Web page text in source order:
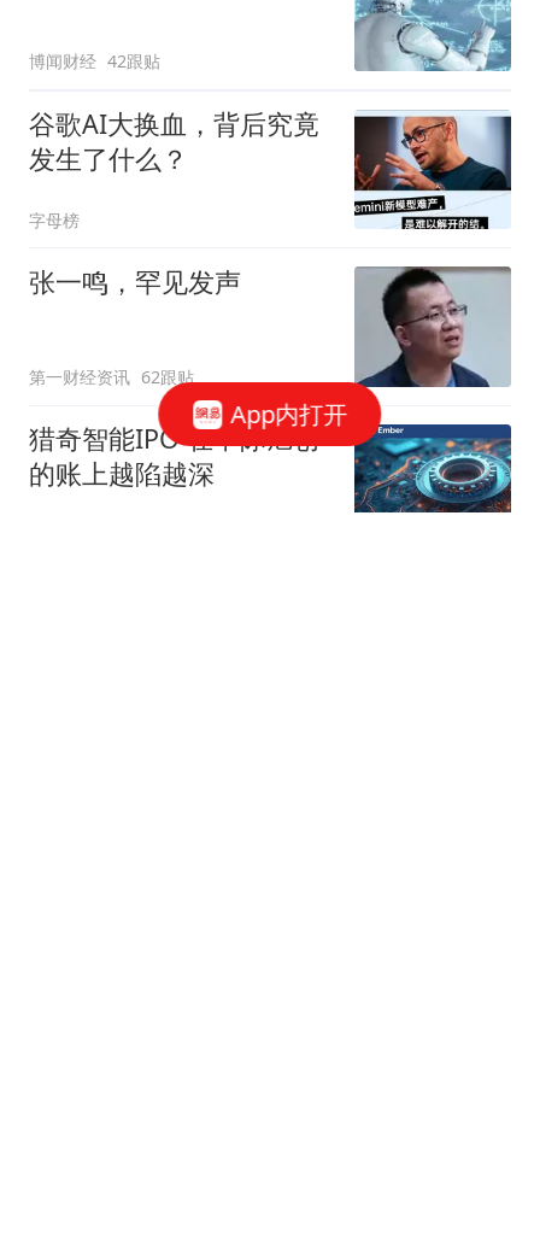
博闻财经 42跟贴
谷歌AI大换血，背后究竟
发生了什么？
字母榜
张一鸣，罕见发声
第一财经资讯 62跟贴
猎奇智能IPO 在中际旭创
的账上越陷越深
App内打开